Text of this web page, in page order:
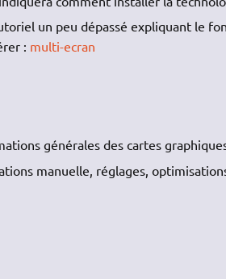
un peu dépassé expliquant le
: multi-ecran
générales des cartes
manuelle, réglages,